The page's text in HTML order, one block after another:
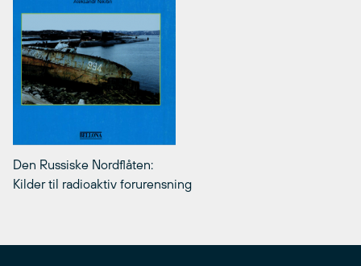
Den Russiske Nordflåten:
Kilder til radioaktiv forurensning